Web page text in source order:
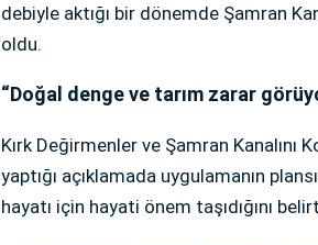
debiyle aktığı bir dönemde Şamran
oldu.
“Doğal denge ve tarım zarar
Kırk Değirmenler ve Şamran Kanalını
yaptığı açıklamada uygulamanın
hayatı için hayati önem taşıdığını